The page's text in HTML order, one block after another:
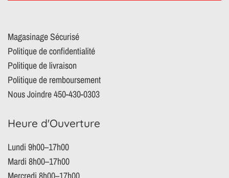
Magasinage Sécurisé
Politique de confidentialité
Politique de livraison
Politique de remboursement
Nous Joindre 450-430-0303
Heure d'Ouverture
Lundi 9h00–17h00
Mardi 8h00–17h00